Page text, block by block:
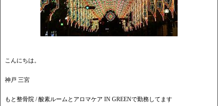
こんにちは。
神戸 三宮
もと整骨院 / 酸素ルームとアロマケア IN GREENで勤務してます